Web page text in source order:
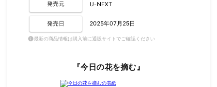
発売元 U-NEXT
発売日 2025年07月25日
info最新の商品情報は購入前に通販サイトでご確認ください
『今日の花を摘む』